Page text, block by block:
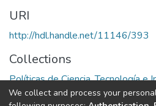
URI
http://hdl.handle.net/11146/393
Collections
Políticas de Ciencia, Tecnología e
We collect and process your